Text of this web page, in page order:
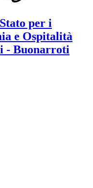
per i
e Ospitalità
- Buonarroti